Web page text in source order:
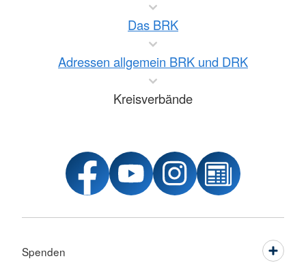
Das BRK
Adressen allgemein BRK und DRK
Kreisverbände
Spenden